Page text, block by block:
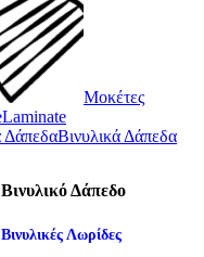
Μοκέτες
Laminate
Βινυλικά Δάπεδα
Βινυλικό Δάπεδο
Βινυλικές Λωρίδες